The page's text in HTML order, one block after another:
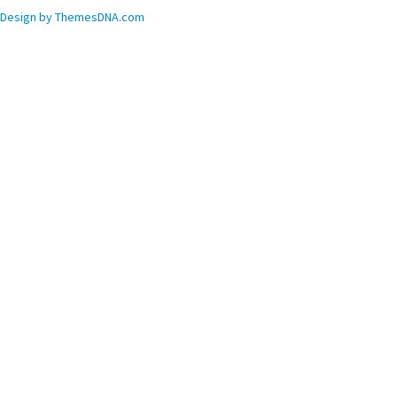
Design by ThemesDNA.com